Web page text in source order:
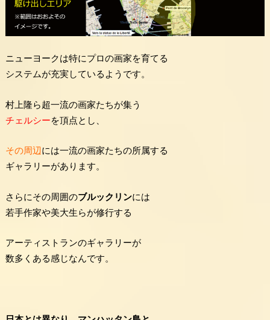
ニューヨークは特にプロの画家を育てる
システムが充実しているようです。
村上隆ら超一流の画家たちが集う
チェルシーを頂点とし、
その周辺には一流の画家たちの所属する
ギャラリーがあります。
さらにその周囲のブルックリンには
若手作家や美大生らが修行する
アーティストランのギャラリーが
数多くある感じなんです。